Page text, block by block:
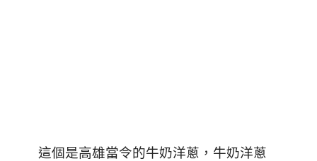
這個是高雄當令的牛奶洋蔥，牛奶洋蔥